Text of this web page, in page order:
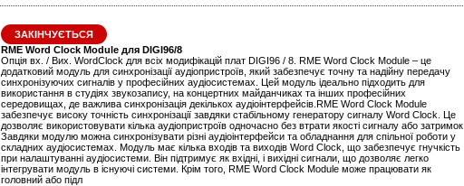
ЗАКІНЧУЄТЬСЯ
RME Word Clock Module для DIGI96/8
Опція вх. / Вих. WordClock для всіх модифікацій плат DIGI96 / 8. RME Word Clock Module – це
додатковий модуль для синхронізації аудіопристроїв, який забезпечує точну та надійну передачу
синхронізуючих сигналів у професійних аудіосистемах. Цей модуль ідеально підходить для
використання в студіях звукозапису, на концертних майданчиках та інших професійних
середовищах, де важлива синхронізація декількох аудіоінтерфейсів.RME Word Clock Module
забезпечує високу точність синхронізації завдяки стабільному генератору сигналу Word Clock. Це
дозволяє використовувати кілька аудіопристроїв одночасно без втрати якості сигналу або затримок.
Завдяки модулю можна синхронізувати різні аудіоінтерфейси та обладнання для спільної роботи у
складних аудіосистемах. Модуль має кілька входів та виходів Word Clock, що забезпечує гнучкість
при налаштуванні аудіосистеми. Він підтримує як вхідні, і вихідні сигнали, що дозволяє легко
інтегрувати модуль в існуючі системи. Крім того, RME Word Clock Module може працювати як
головний або підл